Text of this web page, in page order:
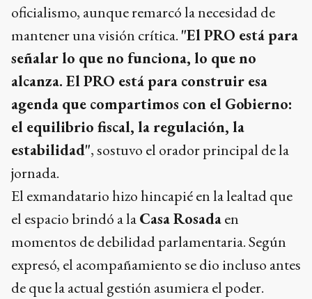
oficialismo, aunque remarcó la necesidad de
mantener una visión crítica. "El PRO está para
señalar lo que no funciona, lo que no
alcanza. El PRO está para construir esa
agenda que compartimos con el Gobierno:
el equilibrio fiscal, la regulación, la
estabilidad", sostuvo el orador principal de la
jornada.
El exmandatario hizo hincapié en la lealtad que
el espacio brindó a laCasa Rosadaen
momentos de debilidad parlamentaria. Según
expresó, el acompañamiento se dio incluso antes
de que la actual gestión asumiera el poder.